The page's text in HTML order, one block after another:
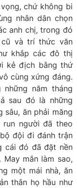
chứ không bi
nhân dân chọn
anh chị, trong đó
cũ và trí thức văn
khắp các đô thị
kẻ địch bằng thứ
cùng xứng đáng.
năm tháng
sau đó là những
ăn phải măng
người đã theo
đội đi đánh trận
cái đó đã đặt nền
May mắn làm sao,
một mái nhà, ăn
thân họ hầu như